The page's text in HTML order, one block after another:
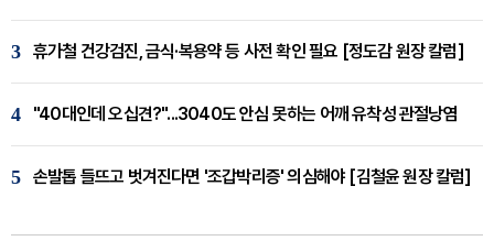
3 휴가철 건강검진, 금식·복용약 등 사전 확인 필요 [정도감 원장 칼럼]
4 "40대인데 오십견?"...3040도 안심 못하는 어깨 유착성 관절낭염
5 손발톱 들뜨고 벗겨진다면 '조갑박리증' 의심해야 [김철윤 원장 칼럼]